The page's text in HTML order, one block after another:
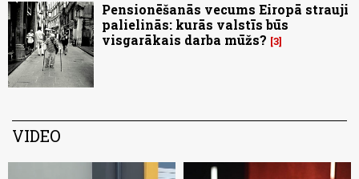
Pensionēšanās vecums Eiropā strauji
palielinās: kurās valstīs būs
visgarākais darba mūžs? 3
VIDEO